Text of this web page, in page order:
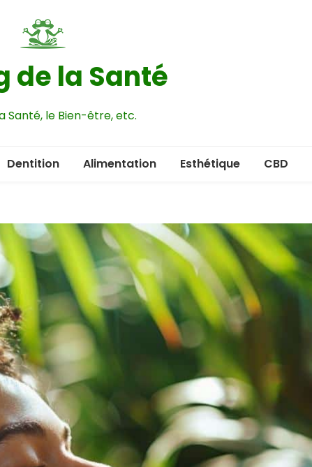
de la Santé
Santé, le Bien-être, etc.
Dentition Alimentation Esthétique CBD